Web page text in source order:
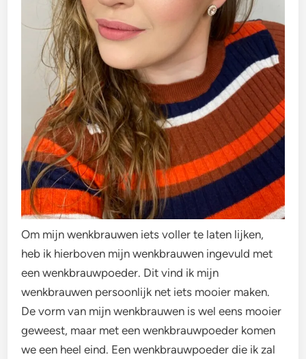
Om mijn wenkbrauwen iets voller te laten lijken,
heb ik hierboven mijn wenkbrauwen ingevuld met
een wenkbrauwpoeder. Dit vind ik mijn
wenkbrauwen persoonlijk net iets mooier maken.
De vorm van mijn wenkbrauwen is wel eens mooier
geweest, maar met een wenkbrauwpoeder komen
we een heel eind. Een wenkbrauwpoeder die ik zal